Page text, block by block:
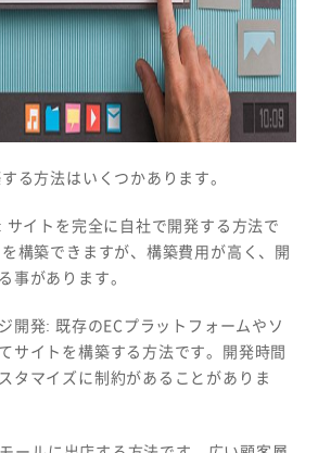
る方法はいくつかあります。
サイトを完全に自社で開発する方法で
構築できますが、構築費用が高く、開
事があります。
開発: 既存のECプラットフォームやソ
サイトを構築する方法です。開発時間
タマイズに制約があることがありま